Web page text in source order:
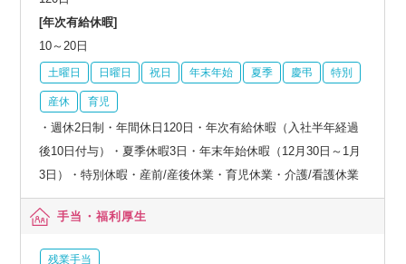
[年次有給休暇]
10～20日
土曜日 日曜日 祝日 年末年始 夏季 慶弔 特別
産休 育児
・週休2日制・年間休日120日・年次有給休暇（入社半年経過
後10日付与）・夏季休暇3⽇・年末年始休暇（12⽉30⽇～1⽉
3⽇）・特別休暇・産前/産後休業・育児休業・介護/看護休業
手当・福利厚生
残業手当